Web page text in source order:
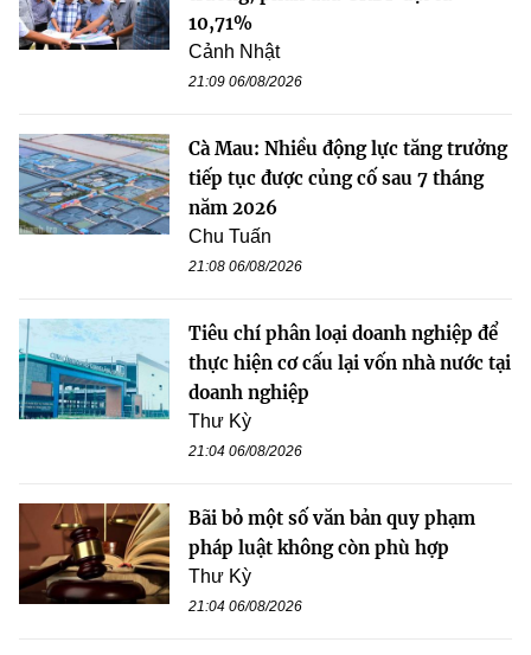
10,71%
Cảnh Nhật
21:09 06/08/2026
Cà Mau: Nhiều động lực tăng trưởng
tiếp tục được củng cố sau 7 tháng
năm 2026
Chu Tuấn
21:08 06/08/2026
Tiêu chí phân loại doanh nghiệp để
thực hiện cơ cấu lại vốn nhà nước tại
doanh nghiệp
Thư Kỳ
21:04 06/08/2026
Bãi bỏ một số văn bản quy phạm
pháp luật không còn phù hợp
Thư Kỳ
21:04 06/08/2026